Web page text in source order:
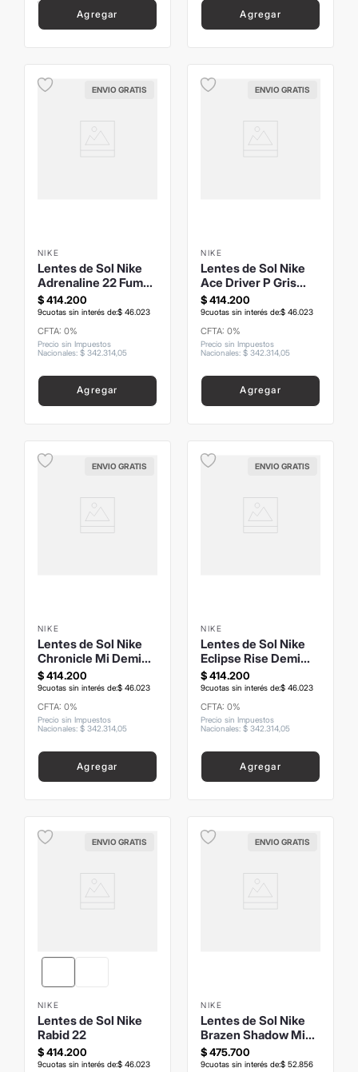
Agregar Agregar
ENVIO GRATIS
NIKE
Lentes de Sol Nike
Adrenaline 22 Fume
Oscuro Brillo
$ 414.200
9cuotas sin interés de:$ 46.023
CFTA: 0%
Precio sin Impuestos
Nacionales: $ 342 314,05
Agregar
ENVIO GRATIS
NIKE
Lentes de Sol Nike
Ace Driver P Gris
Plomo
$414.200
9cuotas sin interés de:$ 46023
CFTA: 0%
Precio sin Impuestos
Nacionales: $ 342 31405
Agregar
ENVIO GRATIS
NIKE
Lentes de Sol Nike
Chronicle Mi Demi
Mate Marrón
$ 414.200
9cuotas sin interés de:$ 46.023
CFTA: 0%
Precio sin Impuestos
Nacionales: $ 342 314,05
Agregar
ENVIO GRATIS
NIKE
Lentes de Sol Nike
Eclipse Rise Demi
Combinado
$414.200
9cuotas sin interés de:$ 46023
CFTA: 0%
Precio sin Impuestos
Nacionales: $ 342 31405
Agregar
ENVIO GRATIS
NIKE
Lentes de Sol Nike
Rabid 22
$ 414.200
9cuotas sin interés de:$ 46.023
ENVIO GRATIS
NIKE
Lentes de Sol Nike
Brazen Shadow Mi
Gris Oscuro
$475.700
9cuotas sin interés de:$ 52856